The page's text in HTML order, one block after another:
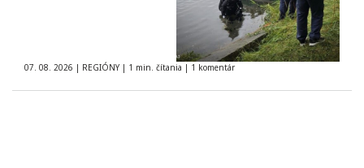
07. 08. 2026 | REGIÓNY | 1 min. čítania | 1 komentár